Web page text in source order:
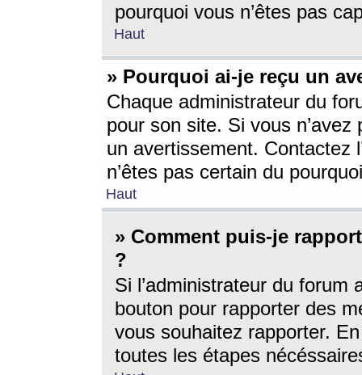
pourquoi vous n’êtes pas
Haut
» Pourquoi ai-je reçu un
Chaque administrateur du
pour son site. Si vous
un avertissement. Contactez
n’êtes pas certain du
Haut
» Comment puis-je
?
Si l’administrateur du forum
bouton pour rapporter des
vous souhaitez rapporter.
toutes les étapes